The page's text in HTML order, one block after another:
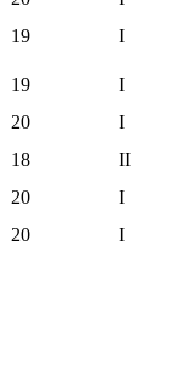
19 I
19
I
20
I
18
II
20
I
20 I